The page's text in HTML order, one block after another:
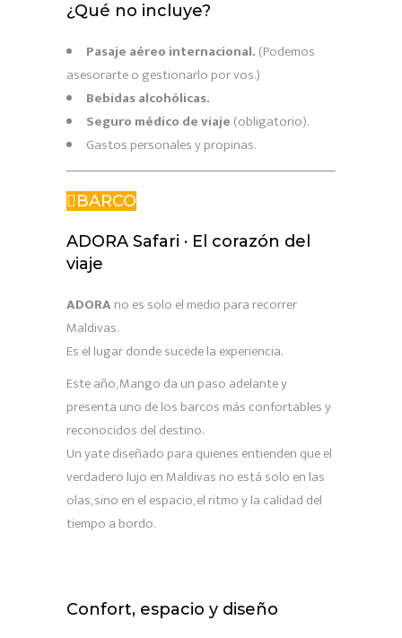
¿Qué no incluye?
Pasaje aéreo internacional. (Podemos
asesorarte o gestionarlo por vos.)
Bebidas alcohólicas.
Seguro médico de viaje (obligatorio).
Gastos personales y propinas.
BARCO
ADORA Safari · El corazón del
viaje
ADORA no es solo el medio para recorrer
Maldivas.
Es el lugar donde sucede la experiencia.
Este año, Mango da un paso adelante y
presenta uno de los barcos más confortables y
reconocidos del destino.
Un yate diseñado para quienes entienden que el
verdadero lujo en Maldivas no está solo en las
olas, sino en el espacio, el ritmo y la calidad del
tiempo a bordo.
Confort, espacio y diseño